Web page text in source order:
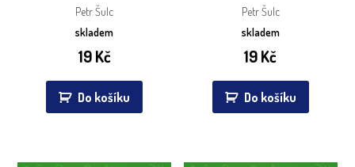
Petr Šulc
skladem
19Kč
Do košíku
Petr Šulc
skladem
19Kč
Do košíku